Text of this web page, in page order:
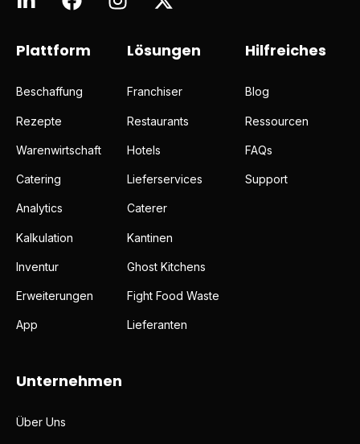
Plattform
Beschaffung
Rezepte
Warenwirtschaft
Catering
Analytics
Kalkulation
Inventur
Erweiterungen
App
Lösungen
Franchiser
Restaurants
Hotels
Lieferservices
Caterer
Kantinen
Ghost Kitchens
Fight Food Waste
Lieferanten
Hilfreiches
Blog
Ressourcen
FAQs
Support
Unternehmen
Über Uns